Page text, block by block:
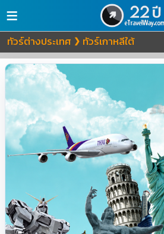
≡
ทัวร์ต่างประเทศ ❯ ทัวร์เกาหลีใต้